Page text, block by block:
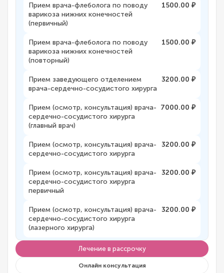
Прием врача-флеболога по поводу
варикоза нижних конечностей
(первичный)
1500.00 ₽
Прием врача-флеболога по поводу
варикоза нижних конечностей
(повторный)
1500.00 ₽
Прием заведующего отделением
врача-сердечно-сосудистого хирурга
3200.00 ₽
Прием (осмотр, консультация) врача-
сердечно-сосудистого хирурга
(главный врач)
7000.00 ₽
Прием (осмотр, консультация) врача-
сердечно-сосудистого хирурга
3200.00 ₽
Прием (осмотр, консультация) врача-
сердечно-сосудистого хирурга
первичный
3200.00 ₽
Прием (осмотр, консультация) врача-
сердечно-сосудистого хирурга
(лазерного хирурга)
3200.00 ₽
Лечение в рассрочку
Онлайн консультация